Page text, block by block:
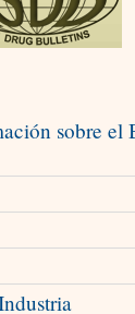
sobre el